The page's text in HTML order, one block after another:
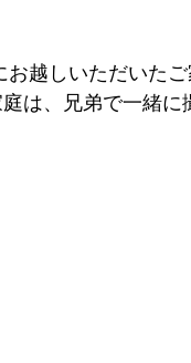
越しいただいた
は、兄弟で一緒